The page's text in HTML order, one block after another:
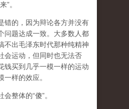
”。
错的，因为辩论各方并没有
问题达成一致。大多数人都
不出毛泽东时代那种纯精神
会运动，但同时也无法否
钱买到几乎一模一样的运动
一样的效应。
整体的“傻”。